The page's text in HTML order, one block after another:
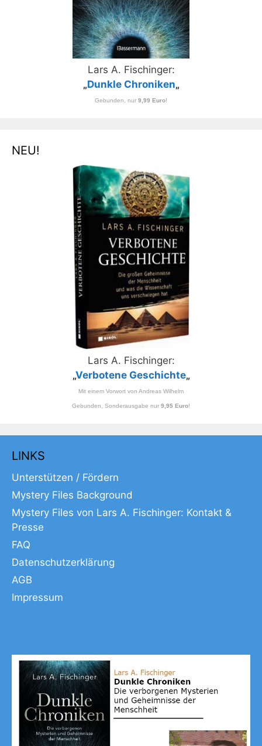
Lars A. Fischinger:
„Dunkle Chroniken„
Gebunden, nur 9,99 Euro!
NEU!
Lars A. Fischinger:
„Verbotene Geschichte„
Mit einem Vorwort von Andreas Wilhelm
Gebunden, Sonderausgabe nur 9,95 Euro!
LINKS
Unterstützen / Fördern
Mystery Files Background
Mystery Files von Lars A. Fischinger: Kontakt &
Presse
FAQ
Datenschutzerklärung
AGB
Impressum